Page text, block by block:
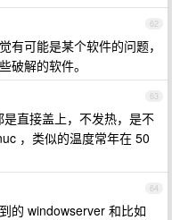
62
有可能是某个软件的问题，
破解的软件。
63
直接盖上，不发热，是不
，类似的温度常年在 50
64
的 windowserver 和比如